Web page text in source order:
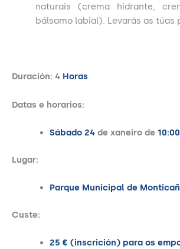
naturais (crema hidrante,
bálsamo labial). Levarás as túas
Duración: 4 Horas
Datas e horarios:
Sábado 24 de xaneiro de
Lugar:
Parque Municipal de
Custe:
25 € (inscrición) para os